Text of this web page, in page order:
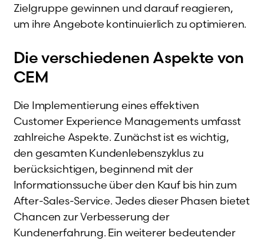
Zielgruppe gewinnen und darauf reagieren,
um ihre Angebote kontinuierlich zu optimieren.
Die verschiedenen Aspekte von
CEM
Die Implementierung eines effektiven
Customer Experience Managements umfasst
zahlreiche Aspekte. Zunächst ist es wichtig,
den gesamten Kundenlebenszyklus zu
berücksichtigen, beginnend mit der
Informationssuche über den Kauf bis hin zum
After-Sales-Service. Jedes dieser Phasen bietet
Chancen zur Verbesserung der
Kundenerfahrung. Ein weiterer bedeutender